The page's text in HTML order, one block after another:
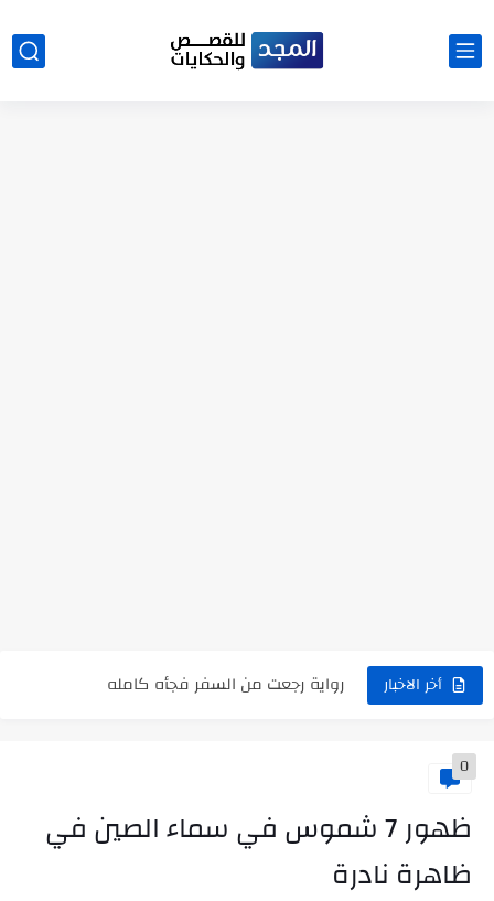
أخر الاخبار
رواية رجعت من السفر فجأه كامله
0
ظهور 7 شموس في سماء الصين في
ظاهرة نادرة